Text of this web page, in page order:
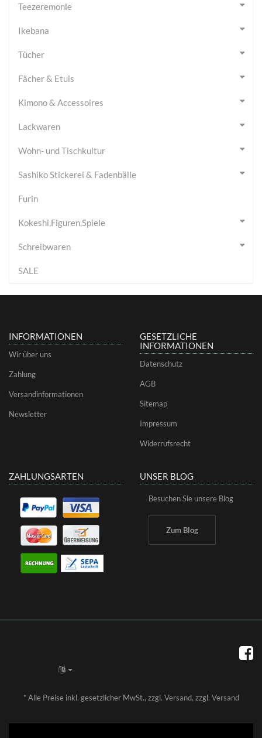
Teezeremonie
Ikebana
Tücher
Fächer & Etuis
Kimono & Accessoires
Lackwaren
Wohn- und Tischkultur
Sashiko Stickerei & Fadenbälle
Furin
Kokeshi,Figuren,Spiele
Schreibwaren
SALE
INFORMATIONEN
Wir über uns
Zahlung
Versandinformationen
Newsletter
GESETZLICHE
INFORMATIONEN
Datenschutz
AGB
Sitemap
Impressum
Widerrufsrecht
ZAHLUNGSARTEN UNSER BLOG
Besuchen Sie unsere Blog
Zum Blog
*Alle Preise inkl. gesetzlicher MwSt., zzgl. Versand, zzgl. Versand